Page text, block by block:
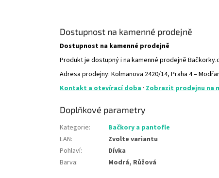
Dostupnost na kamenné prodejně
Dostupnost na kamenné prodejně
Produkt je dostupný i na kamenné prodejně
Adresa prodejny: Kolmanova 2420/14, Praha 4 –
Kontakt a otevírací doba · Zobrazit prodejnu na
Doplňkové parametry
Kategorie:
Bačkory a pantofle
EAN:
Zvolte variantu
Pohlaví:
Dívka
Barva: Modrá, Růžová